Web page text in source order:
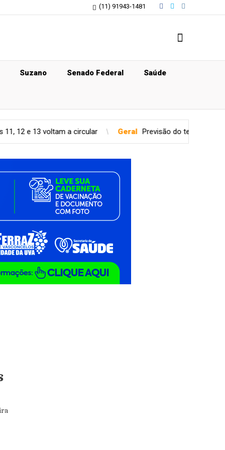
(11) 91943-1481
Suzano Senado Federal Saúde
Geral Previsão do tempo para quinta-feira (06), em